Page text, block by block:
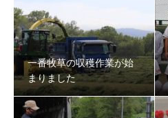
一番牧草の収穫作業が始
まりました